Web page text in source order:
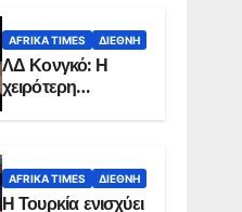
AFRIKA TIMES ΔΙΕΘΝΉ
ΛΔ Κονγκό: Η
χειρότερη
επιδημία Έμπολα
χώρας
AFRIKA TIMES ΔΙΕΘΝΉ
Η Τουρκία ενισχύει